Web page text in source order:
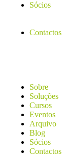
Sócios
Contactos
Sobre
Soluções
Cursos
Eventos
Arquivo
Blog
Sócios
Contactos